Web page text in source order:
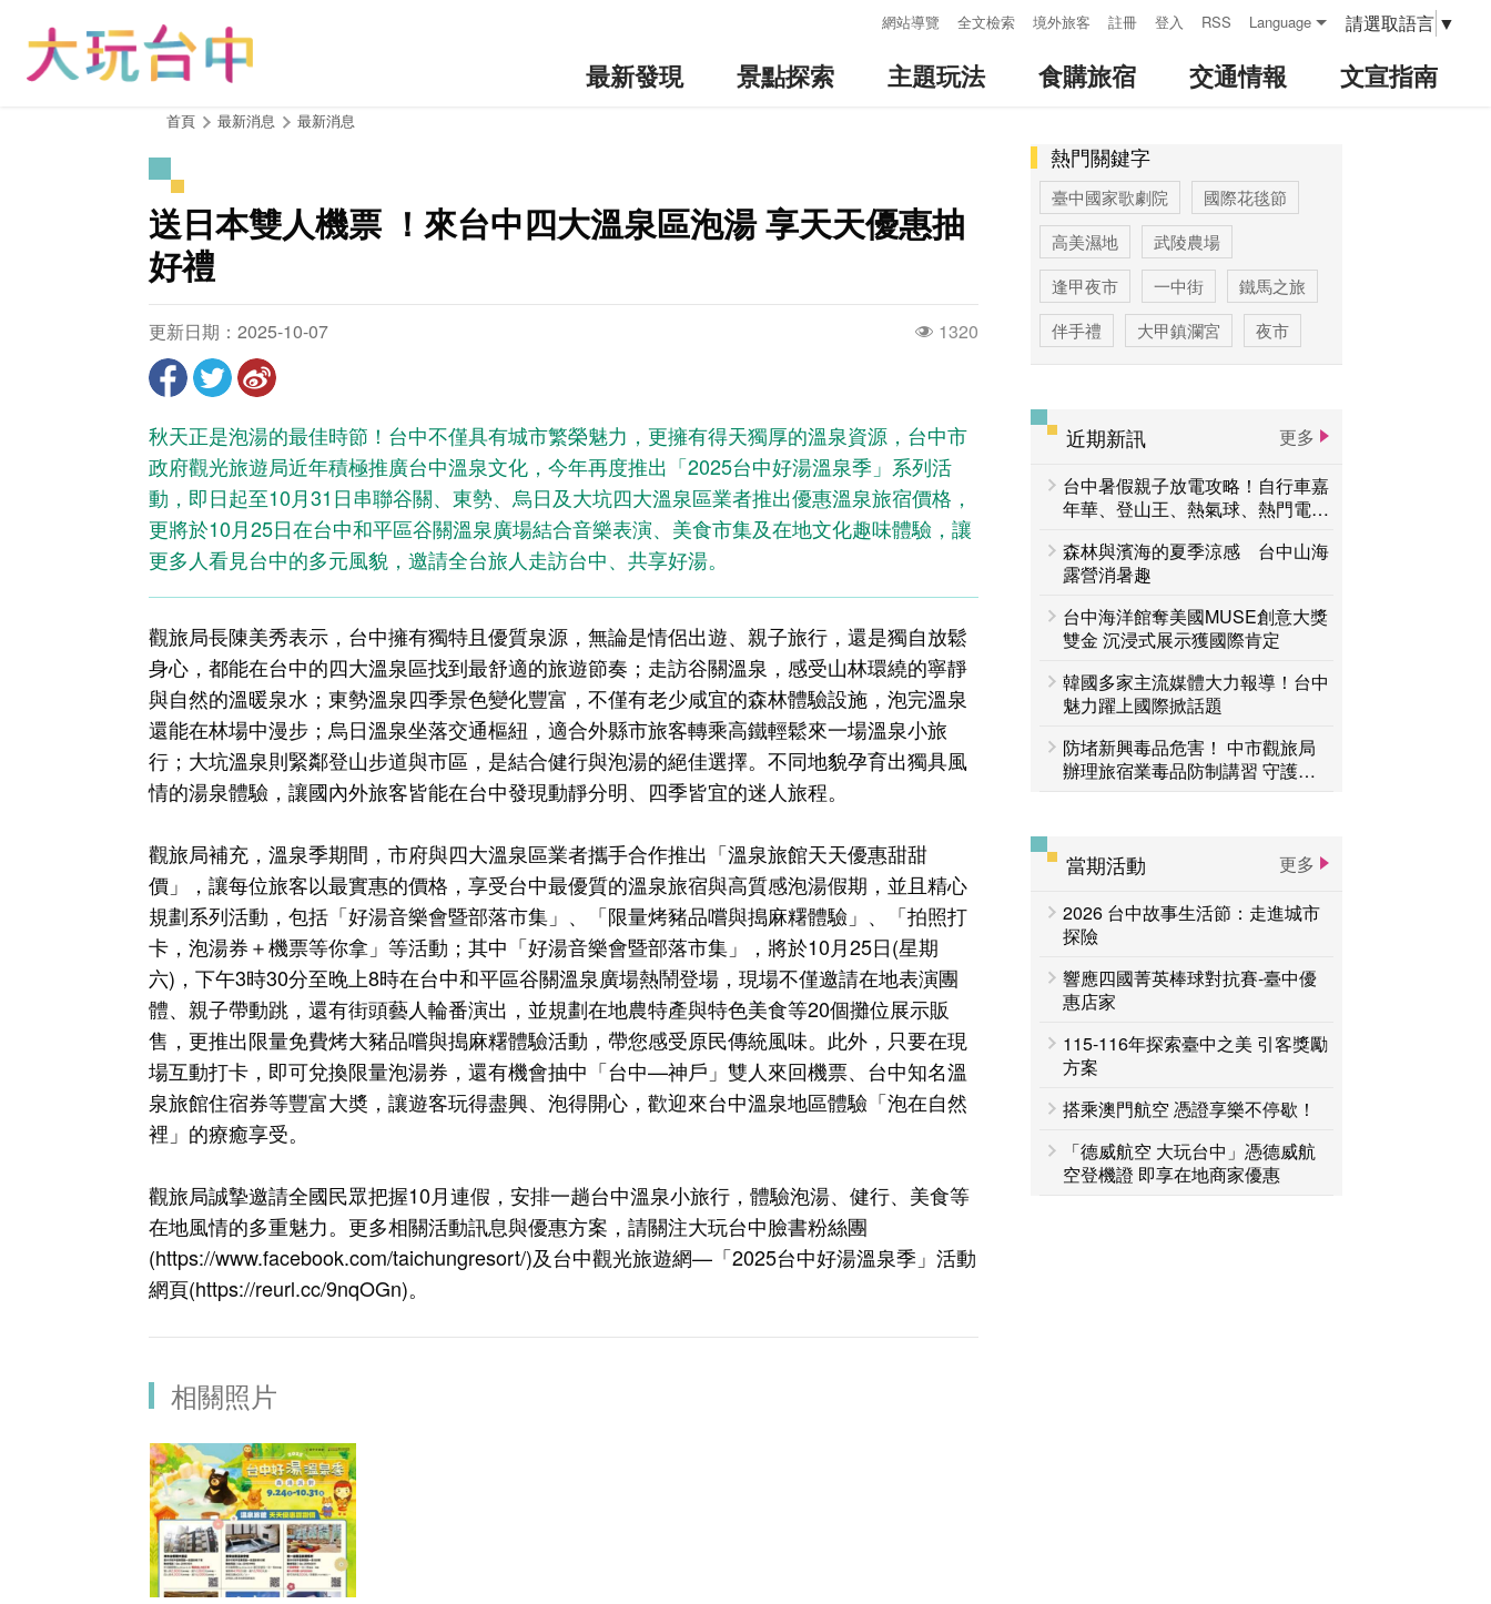
網站導覽 全文檢索 境外旅客 註冊 登入 RSS Language 請選取語言 ▼
最新發現 景點探索 主題玩法 食購旅宿 交通情報 文宣指南
首頁 最新消息 最新消息
送日本雙人機票 ！來台中四大溫泉區泡湯 享天天優惠抽
好禮
更新日期：2025-10-07 1320
秋天正是泡湯的最佳時節！台中不僅具有城市繁榮魅力，更擁有得天獨厚的溫泉資源，台中市
政府觀光旅遊局近年積極推廣台中溫泉文化，今年再度推出「2025台中好湯溫泉季」系列活
動，即日起至10月31日串聯谷關、東勢、烏日及大坑四大溫泉區業者推出優惠溫泉旅宿價格，
更將於10月25日在台中和平區谷關溫泉廣場結合音樂表演、美食市集及在地文化趣味體驗，讓
更多人看見台中的多元風貌，邀請全台旅人走訪台中、共享好湯。
觀旅局長陳美秀表示，台中擁有獨特且優質泉源，無論是情侶出遊、親子旅行，還是獨自放鬆
身心，都能在台中的四大溫泉區找到最舒適的旅遊節奏；走訪谷關溫泉，感受山林環繞的寧靜
與自然的溫暖泉水；東勢溫泉四季景色變化豐富，不僅有老少咸宜的森林體驗設施，泡完溫泉
還能在林場中漫步；烏日溫泉坐落交通樞紐，適合外縣市旅客轉乘高鐵輕鬆來一場溫泉小旅
行；大坑溫泉則緊鄰登山步道與市區，是結合健行與泡湯的絕佳選擇。不同地貌孕育出獨具風
情的湯泉體驗，讓國內外旅客皆能在台中發現動靜分明、四季皆宜的迷人旅程。
觀旅局補充，溫泉季期間，市府與四大溫泉區業者攜手合作推出「溫泉旅館天天優惠甜甜
價」，讓每位旅客以最實惠的價格，享受台中最優質的溫泉旅宿與高質感泡湯假期，並且精心
規劃系列活動，包括「好湯音樂會暨部落市集」、「限量烤豬品嚐與搗麻糬體驗」、「拍照打
卡，泡湯券＋機票等你拿」等活動；其中「好湯音樂會暨部落市集」，將於10月25日(星期
六)，下午3時30分至晚上8時在台中和平區谷關溫泉廣場熱鬧登場，現場不僅邀請在地表演團
體、親子帶動跳，還有街頭藝人輪番演出，並規劃在地農特產與特色美食等20個攤位展示販
售，更推出限量免費烤大豬品嚐與搗麻糬體驗活動，帶您感受原民傳統風味。此外，只要在現
場互動打卡，即可兌換限量泡湯券，還有機會抽中「台中—神戶」雙人來回機票、台中知名溫
泉旅館住宿券等豐富大奬，讓遊客玩得盡興、泡得開心，歡迎來台中溫泉地區體驗「泡在自然
裡」的療癒享受。
觀旅局誠摯邀請全國民眾把握10月連假，安排一趟台中溫泉小旅行，體驗泡湯、健行、美食等
在地風情的多重魅力。更多相關活動訊息與優惠方案，請關注大玩台中臉書粉絲團
(https://www.facebook.com/taichungresort/)及台中觀光旅遊網—「2025台中好湯溫泉季」活動
網頁(https://reurl.cc/9nqOGn)。
相關照片
熱門關鍵字
臺中國家歌劇院
國際花毯節
高美濕地
武陵農場
逢甲夜市
一中街
鐵馬之旅
伴手禮
大甲鎮瀾宮
夜市
台中活動
賞花專區
主題遊程
台中国家歌剧院
近期新訊
更多
台中暑假親子放電攻略！自行車嘉
年華、登山王、熱氣球、熱門電影
森林與濱海的夏季涼感 台中山海
露營消暑趣
台中海洋館奪美國MUSE創意大獎
雙金 沉浸式展示獲國際肯定
韓國多家主流媒體大力報導！台中
魅力躍上國際掀話題
防堵新興毒品危害！ 中市觀旅局
辦理旅宿業毒品防制講習 守護旅
客安全
當期活動
更多
2026 台中故事生活節：走進城市
探險
響應四國菁英棒球對抗賽-臺中優
惠店家
115-116年探索臺中之美 引客獎勵
方案
搭乘澳門航空 憑證享樂不停歇！
「德威航空 大玩台中」憑德威航
空登機證 即享在地商家優惠